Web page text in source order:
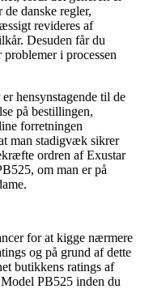
danske regler,
revideres af
Desuden får du
i processen
hensynstagende til de
på bestillingen,
forretningen
man stadigvæk sikrer
ordren af Exustar
om man er på
for at kigge nærmere
og på grund af dette
butikkens ratings af
PB525 inden du